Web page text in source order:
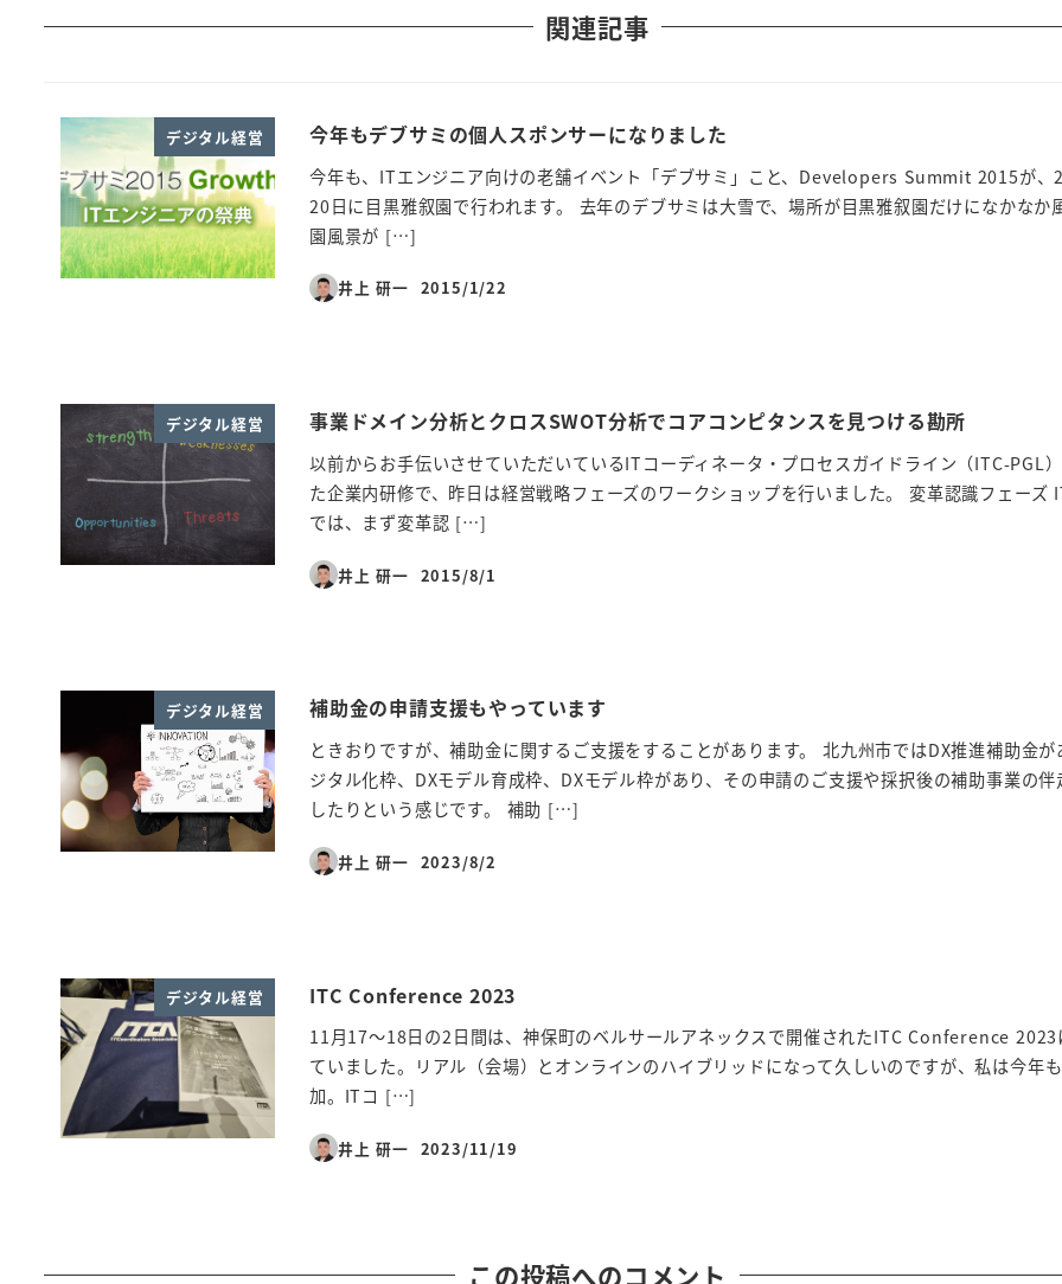
関連記事
デジタル経営 今年もデブサミの個人スポンサーになりました
今年も、ITエンジニア向けの老舗イベント「デブサミ」こと、Developers Summit 2015が、
20日に目黒雅叙園で行われます。 去年のデブサミは大雪で、場所が目黒雅叙園だけになかなか
園風景が […]
井上 研一
投稿日
2015/1/22
デジタル経営 事業ドメイン分析とクロスSWOT分析でコアコンピタンスを見つける勘所
以前からお手伝いさせていただいているITコーディネータ・プロセスガイドライン（ITC-PGL
た企業内研修で、昨日は経営戦略フェーズのワークショップを行いました。 変革認識フェーズ
では、まず変革認 […]
井上 研一
投稿日
2015/8/1
デジタル経営 補助金の申請支援もやっています
ときおりですが、補助金に関するご支援をすることがあります。 北九州市ではDX推進補助金が
ジタル化枠、DXモデル育成枠、DXモデル枠があり、その申請のご支援や採択後の補助事業の伴
したりという感じです。 補助 […]
井上 研一
投稿日
2023/8/2
デジタル経営 ITC Conference 2023
11月17～18日の2日間は、神保町のベルサールアネックスで開催されたITC Conference 2023
ていました。リアル（会場）とオンラインのハイブリッドになって久しいのですが、私は今年
加。ITコ […]
井上 研一
投稿日
2023/11/19
この投稿へのコメント